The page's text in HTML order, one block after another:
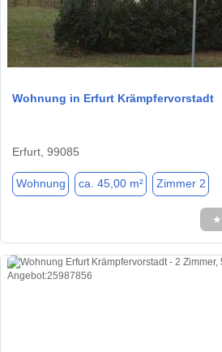
Wohnung in Erfurt Krämpfervorstadt
Erfurt, 99085
Wohnung ca. 45,00 m² Zimmer 2
★